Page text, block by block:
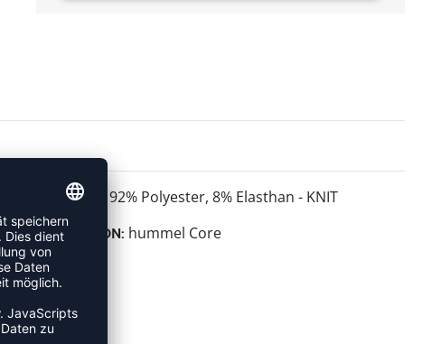
MATERIAL: 92% Polyester, 8% Elasthan - KNIT
KOLLEKTION: hummel Core